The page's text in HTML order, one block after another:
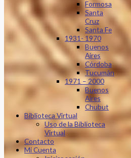
Formosa
Santa
Cruz
Santa Fe
1931- 1970
Buenos
Aires
Córdoba
Tucumán
1971 – 2000
Buenos
Aires
Chubut
Biblioteca Virtual
Uso de la Biblioteca
Virtual
Contacto
Mi Cuenta